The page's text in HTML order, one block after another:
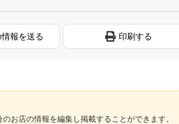
報を送る 印刷する
お店の情報を編集し掲載することができます。